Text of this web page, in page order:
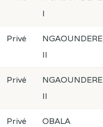
I
Privé
NGAOUNDERE
II
Privé
NGAOUNDERE
II
Privé OBALA